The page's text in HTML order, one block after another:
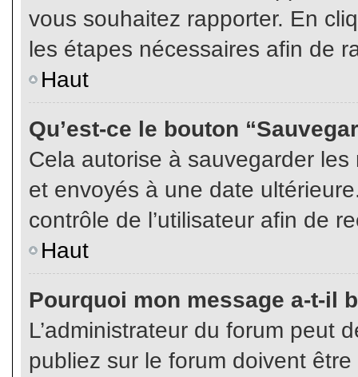
vous souhaitez rapporter. En
les étapes nécessaires afin de
Haut
Qu’est-ce le bouton
Cela autorise à sauvegarder
et envoyés à une date
contrôle de l’utilisateur afin de
Haut
Pourquoi mon message a-t-il
L’administrateur du forum peut
publiez sur le forum doivent